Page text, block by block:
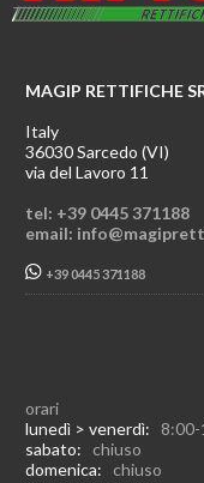
MAGIP RETTIFICHE
Italy
36030 Sarcedo (VI)
via del Lavoro 11
tel: +39 0445 371188
email:
+39 0445 371188
orari
lunedì > venerdì:
sabato: chiuso
domenica: chiuso